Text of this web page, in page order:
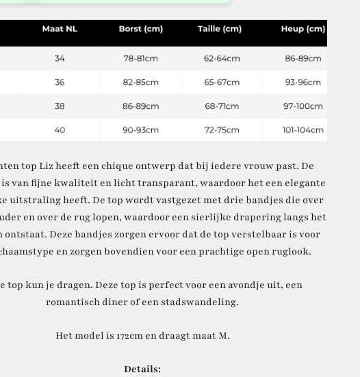
top Liz heeft een chique ontwerp dat bij iedere vrouw past. De
van fijne kwaliteit en licht transparant, waardoor het een elegante
uitstraling heeft. De top wordt vastgezet met drie bandjes die over
en over de rug lopen, waardoor een sierlijke drapering langs het
ontstaat. Deze bandjes zorgen ervoor dat de top verstelbaar is voor
en zorgen bovendien voor een prachtige open ruglook.
top kun je dragen. Deze top is perfect voor een avondje uit, een
romantisch diner of een stadswandeling.
Het model is 172cm en draagt maat M.
Details: